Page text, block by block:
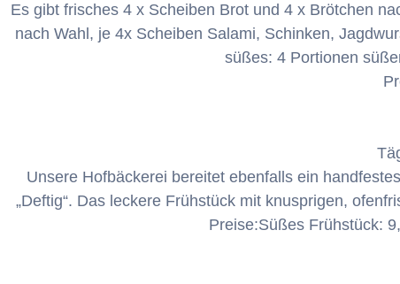
Es gibt frisches 4 x Scheiben Brot und 4 x Brötchen
nach Wahl, je 4x Scheiben Salami, Schinken,
süßes: 4 Portionen
Unsere Hofbäckerei bereitet ebenfalls ein
„Deftig“. Das leckere Frühstück mit knusprigen,
Preise:Süßes Frühstück: